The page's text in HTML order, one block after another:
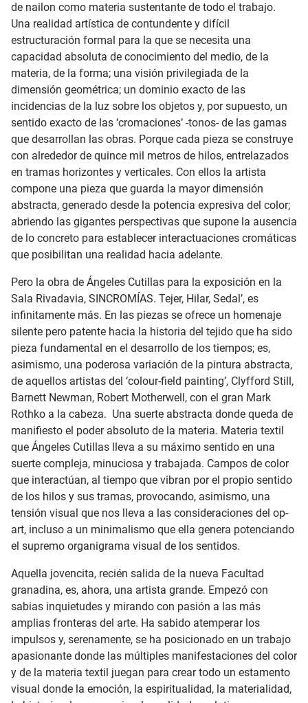
de nailon como materia sustentante de todo el trabajo.
Una realidad artística de contundente y difícil
estructuración formal para la que se necesita una
capacidad absoluta de conocimiento del medio, de la
materia, de la forma; una visión privilegiada de la
dimensión geométrica; un dominio exacto de las
incidencias de la luz sobre los objetos y, por supuesto, un
sentido exacto de las ‘cromaciones’ -tonos- de las gamas
que desarrollan las obras. Porque cada pieza se construye
con alrededor de quince mil metros de hilos, entrelazados
en tramas horizontes y verticales. Con ellos la artista
compone una pieza que guarda la mayor dimensión
abstracta, generado desde la potencia expresiva del color;
abriendo las gigantes perspectivas que supone la ausencia
de lo concreto para establecer interactuaciones cromáticas
que posibilitan una realidad hacia adelante.
Pero la obra de Ángeles Cutillas para la exposición en la
Sala Rivadavia, SINCROMÍAS. Tejer, Hilar, Sedal’, es
infinitamente más. En las piezas se ofrece un homenaje
silente pero patente hacia la historia del tejido que ha sido
pieza fundamental en el desarrollo de los tiempos; es,
asimismo, una poderosa variación de la pintura abstracta,
de aquellos artistas del ‘colour-field painting’, Clyfford Still,
Barnett Newman, Robert Motherwell, con el gran Mark
Rothko a la cabeza. Una suerte abstracta donde queda de
manifiesto el poder absoluto de la materia. Materia textil
que Ángeles Cutillas lleva a su máximo sentido en una
suerte compleja, minuciosa y trabajada. Campos de color
que interactúan, al tiempo que vibran por el propio sentido
de los hilos y sus tramas, provocando, asimismo, una
tensión visual que nos lleva a las consideraciones del op-
art, incluso a un minimalismo que ella genera potenciando
el supremo organigrama visual de los sentidos.
Aquella jovencita, recién salida de la nueva Facultad
granadina, es, ahora, una artista grande. Empezó con
sabias inquietudes y mirando con pasión a las más
amplias fronteras del arte. Ha sabido atemperar los
impulsos y, serenamente, se ha posicionado en un trabajo
apasionante donde las múltiples manifestaciones del color
y de la materia textil juegan para crear todo un estamento
visual donde la emoción, la espiritualidad, la materialidad,